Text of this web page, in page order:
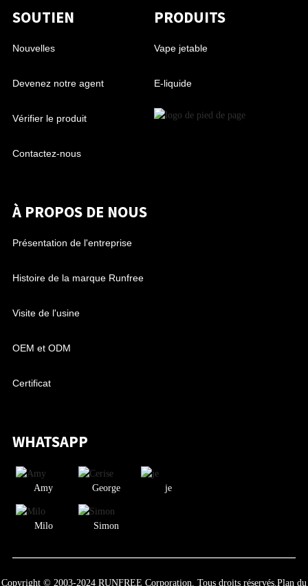
SOUTIEN
Nouvelles
Devenez notre agent
Vérifier le produit
Contactez-nous
PRODUITS
Vape jetable
E-liquide
À PROPOS DE NOUS
Présentation de l'entreprise
Histoire de la marque Runfree
Visite de l'usine
OEM et ODM
Certificat
WHATSAPP
Amy George je
Milo Simon
Copyright © 2003-2024 RUNFREE Corporation. Tous droits réservés.Plan du